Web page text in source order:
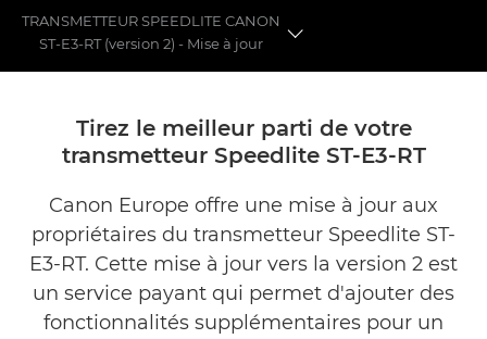
TRANSMETTEUR SPEEDLITE CANON
ST-E3-RT (version 2) - Mise à jour
Tarification
Galerie
Services connexes
Tirez le meilleur parti de votre
transmetteur Speedlite ST-E3-RT
Canon Europe offre une mise à jour aux
propriétaires du transmetteur Speedlite ST-
E3-RT. Cette mise à jour vers la version 2 est
un service payant qui permet d'ajouter des
fonctionnalités supplémentaires pour un